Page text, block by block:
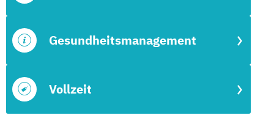
Vollzeit
Gesundheitsmanagement